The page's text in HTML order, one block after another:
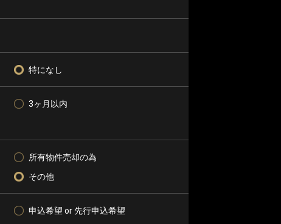
特になし
3ヶ月以内
所有物件売却の為
その他
申込希望 or 先行申込希望